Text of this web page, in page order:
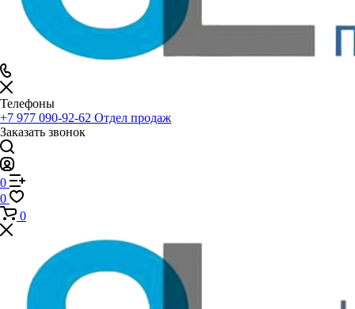
Телефоны
+7 977 090-92-62 Отдел продаж
Заказать звонок
0
0
0